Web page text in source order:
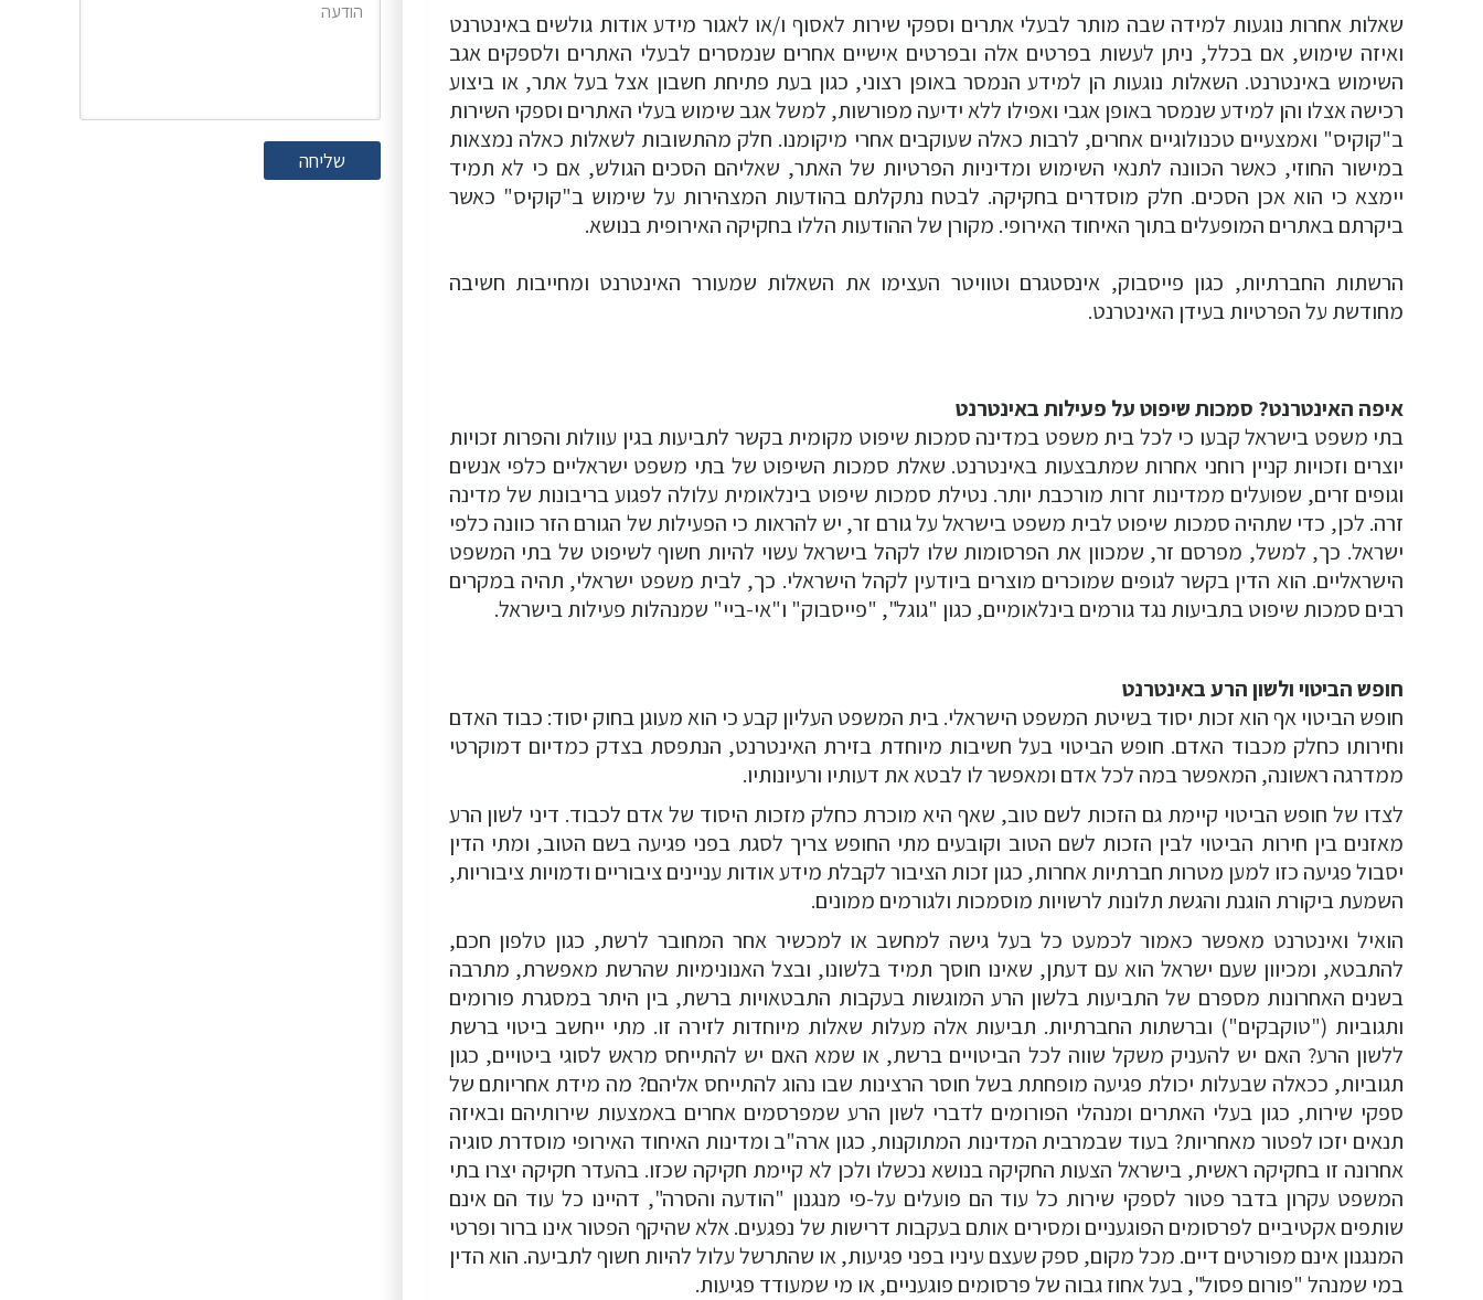
שאלות אחרות נוגעות למידה שבה מותר לבעלי אתרים וספקי שירות לאסוף ו/או לאגור מידע אודות גולשים באינטרנט
ואיזה שימוש, אם בכלל, ניתן לעשות בפרטים אלה ובפרטים אישיים אחרים שנמסרים לבעלי האתרים ולספקים אגב
השימוש באינטרנט. השאלות נוגעות הן למידע הנמסר באופן רצוני, כגון בעת פתיחת חשבון אצל בעל אתר, או ביצוע
רכישה אצלו והן למידע שנמסר באופן אגבי ואפילו ללא ידיעה מפורשות, למשל אגב שימוש בעלי האתרים וספקי השירות
ב"קוקיס" ואמצעיים טכנולוגיים אחרים, לרבות כאלה שעוקבים אחרי מיקומנו. חלק מהתשובות לשאלות כאלה נמצאות
במישור החוזי, כאשר הכוונה לתנאי השימוש ומדיניות הפרטיות של האתר, שאליהם הסכים הגולש, אם כי לא תמיד
יימצא כי הוא אכן הסכים. חלק מוסדרים בחקיקה. לבטח נתקלתם בהודעות המצהירות על שימוש ב"קוקיס" כאשר
ביקרתם באתרים המופעלים בתוך האיחוד האירופי. מקורן של ההודעות הללו בחקיקה האירופית בנושא.
הרשתות החברתיות, כגון פייסבוק, אינסטגרם וטוויטר העצימו את השאלות שמעורר האינטרנט ומחייבות חשיבה
מחודשת על הפרטיות בעידן האינטרנט.
איפה האינטרנט? סמכות שיפוט על פעילות באינטרנט
בתי משפט בישראל קבעו כי לכל בית משפט במדינה סמכות שיפוט מקומית בקשר לתביעות בגין עוולות והפרות זכויות
יוצרים וזכויות קניין רוחני אחרות שמתבצעות באינטרנט. שאלת סמכות השיפוט של בתי משפט ישראליים כלפי אנשים
וגופים זרים, שפועלים ממדינות זרות מורכבת יותר. נטילת סמכות שיפוט בינלאומית עלולה לפגוע בריבונות של מדינה
זרה. לכן, כדי שתהיה סמכות שיפוט לבית משפט בישראל על גורם זר, יש להראות כי הפעילות של הגורם הזר כוונה כלפי
ישראל. כך, למשל, מפרסם זר, שמכוון את הפרסומות שלו לקהל בישראל עשוי להיות חשוף לשיפוט של בתי המשפט
הישראליים. הוא הדין בקשר לגופים שמוכרים מוצרים ביודעין לקהל הישראלי. כך, לבית משפט ישראלי, תהיה במקרים
רבים סמכות שיפוט בתביעות נגד גורמים בינלאומיים, כגון "גוגל", "פייסבוק" ו"אי-ביי" שמנהלות פעילות בישראל.
חופש הביטוי ולשון הרע באינטרנט
חופש הביטוי אף הוא זכות יסוד בשיטת המשפט הישראלי. בית המשפט העליון קבע כי הוא מעוגן בחוק יסוד: כבוד האדם
וחירותו כחלק מכבוד האדם. חופש הביטוי בעל חשיבות מיוחדת בזירת האינטרנט, הנתפסת בצדק כמדיום דמוקרטי
ממדרגה ראשונה, המאפשר במה לכל אדם ומאפשר לו לבטא את דעותיו ורעיונותיו.
לצדו של חופש הביטוי קיימת גם הזכות לשם טוב, שאף היא מוכרת כחלק מזכות היסוד של אדם לכבוד. דיני לשון הרע
מאזנים בין חירות הביטוי לבין הזכות לשם הטוב וקובעים מתי החופש צריך לסגת בפני פגיעה בשם הטוב, ומתי הדין
יסבול פגיעה כזו למען מטרות חברתיות אחרות, כגון זכות הציבור לקבלת מידע אודות עניינים ציבוריים ודמויות ציבוריות,
השמעת ביקורת הוגנת והגשת תלונות לרשויות מוסמכות ולגורמים ממונים.
הואיל ואינטרנט מאפשר כאמור לכמעט כל בעל גישה למחשב או למכשיר אחר המחובר לרשת, כגון טלפון חכם,
להתבטא, ומכיוון שעם ישראל הוא עם דעתן, שאינו חוסך תמיד בלשונו, ובצל האנונימיות שהרשת מאפשרת, מתרבה
בשנים האחרונות מספרם של התביעות בלשון הרע המוגשות בעקבות התבטאויות ברשת, בין היתר במסגרת פורומים
ותגוביות ("טוקבקים") וברשתות החברתיות. תביעות אלה מעלות שאלות מיוחדות לזירה זו. מתי ייחשב ביטוי ברשת
ללשון הרע? האם יש להעניק משקל שווה לכל הביטויים ברשת, או שמא האם יש להתייחס מראש לסוגי ביטויים, כגון
תגוביות, ככאלה שבעלות יכולת פגיעה מופחתת בשל חוסר הרצינות שבו נהוג להתייחס אליהם? מה מידת אחריותם של
ספקי שירות, כגון בעלי האתרים ומנהלי הפורומים לדברי לשון הרע שמפרסמים אחרים באמצעות שירותיהם ובאיזה
תנאים יזכו לפטור מאחריות? בעוד שבמרבית המדינות המתוקנות, כגון ארה"ב ומדינות האיחוד האירופי מוסדרת סוגיה
אחרונה זו בחקיקה ראשית, בישראל הצעות החקיקה בנושא נכשלו ולכן לא קיימת חקיקה שכזו. בהעדר חקיקה יצרו בתי
המשפט עקרון בדבר פטור לספקי שירות כל עוד הם פועלים על-פי מנגנון "הודעה והסרה", דהיינו כל עוד הם אינם
שותפים אקטיביים לפרסומים הפוגעניים ומסירים אותם בעקבות דרישות של נפגעים. אלא שהיקף הפטור אינו ברור ופרטי
המנגנון אינם מפורטים דיים. מכל מקום, ספק שעצם עיניו בפני פגיעות, או שהתרשל עלול להיות חשוף לתביעה. הוא הדין
במי שמנהל "פורום פסול", בעל אחוז גבוה של פרסומים פוגעניים, או מי שמעודד פגיעות.
שליחה